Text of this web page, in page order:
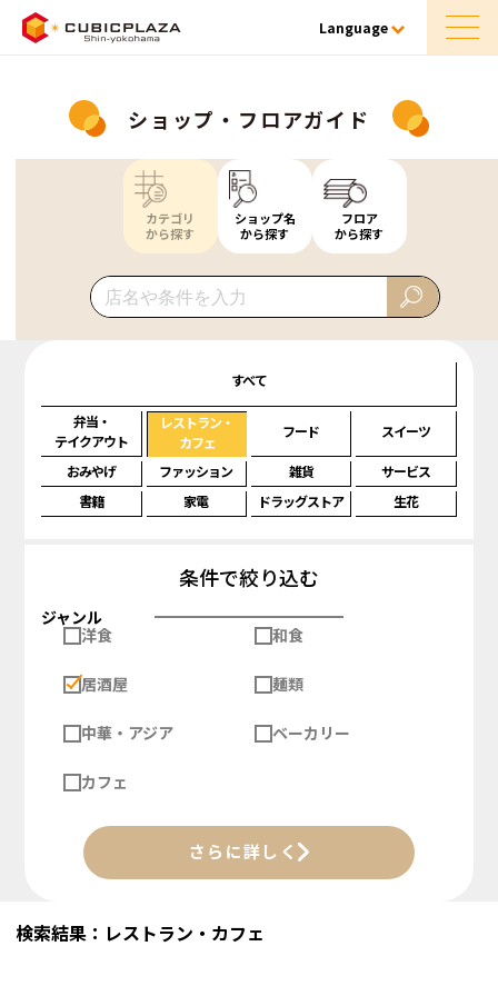
Language
ショップ・フロアガイド
カテゴリ
から探す
ショップ名
から探す
フロア
から探す
すべて
弁当・
テイクアウト
レストラン・
カフェ
フード スイーツ
おみやげ ファッション 雑貨
サービス
書籍
家電 ドラッグストア 生花
条件で絞り込む
ジャンル
洋食
和食
居酒屋 麺類
中華・アジア ベーカリー
カフェ
さらに詳しく
検索結果：レストラン・カフェ